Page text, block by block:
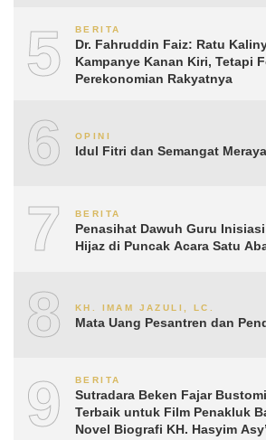
5 BERITA
Dr. Fahruddin Faiz: Ratu
Kampanye Kanan Kiri, Tetapi
Perekonomian Rakyatnya
6 OPINI
Idul Fitri dan Semangat
7 BERITA
Penasihat Dawuh Guru
Hijaz di Puncak Acara Satu
8 KH. IMAM JAZULI, LC.
Mata Uang Pesantren dan
9 BERITA
Sutradara Beken Fajar
Terbaik untuk Film Penakluk
Novel Biografi KH. Hasyim